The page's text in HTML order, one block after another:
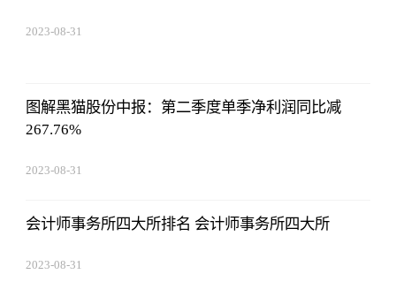
2023-08-31
图解黑猫股份中报：第二季度单季净利润同比减
267.76%
2023-08-31
会计师事务所四大所排名 会计师事务所四大所
2023-08-31